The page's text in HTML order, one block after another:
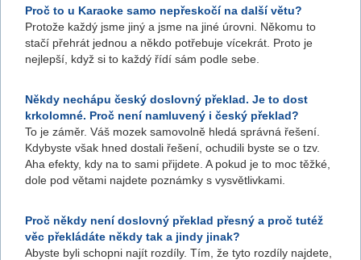
Proč to u Karaoke samo nepřeskočí na další větu?
Protože každý jsme jiný a jsme na jiné úrovni. Někomu to
stačí přehrát jednou a někdo potřebuje vícekrát. Proto je
nejlepší, když si to každý řídí sám podle sebe.
Někdy nechápu český doslovný překlad. Je to dost
krkolomné. Proč není namluvený i český překlad?
To je záměr. Váš mozek samovolně hledá správná řešení.
Kdybyste však hned dostali řešení, ochudili byste se o tzv.
Aha efekty, kdy na to sami přijdete. A pokud je to moc těžké,
dole pod větami najdete poznámky s vysvětlivkami.
Proč někdy není doslovný překlad přesný a proč tutéž
věc překládáte někdy tak a jindy jinak?
Abyste byli schopni najít rozdíly. Tím, že tyto rozdíly najdete,